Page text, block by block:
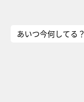
あいつ今何してる？